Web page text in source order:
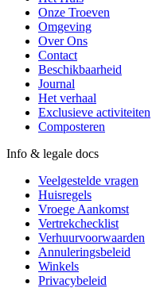
Onze Troeven
Omgeving
Over Ons
Contact
Beschikbaarheid
Journal
Het verhaal
Exclusieve activiteiten
Composteren
Info & legale docs
Veelgestelde vragen
Huisregels
Vroege Aankomst
Vertrekchecklist
Verhuurvoorwaarden
Annuleringsbeleid
Winkels
Privacybeleid